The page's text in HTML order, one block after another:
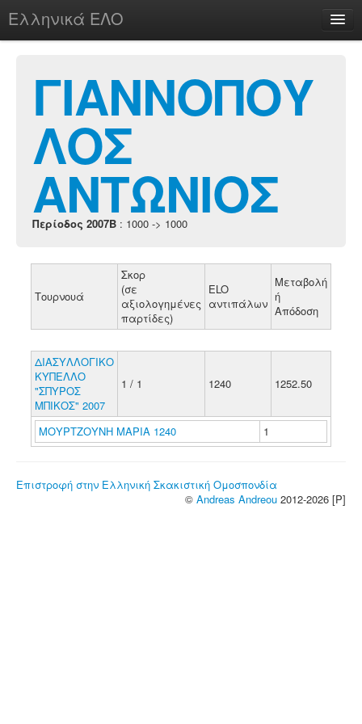
Ελληνικά ΕΛΟ
chesstu.be @ discord
Login
ΓΙΑΝΝΟΠΟΥ
ΛΟΣ
ΑΝΤΩΝΙΟΣ
Περίοδος 2007B : 1000 -> 1000
Τουρνουά
Σκορ
(σε
αξιολογημένες
παρτίδες)
ELO
αντιπάλων
Μεταβολή
ή
Απόδοση
ΔΙΑΣΥΛΛΟΓΙΚΟ
ΚΥΠΕΛΛΟ
"ΣΠΥΡΟΣ
ΜΠΙΚΟΣ" 2007
1 / 1 1240 1252.50
ΜΟΥΡΤΖΟΥΝΗ ΜΑΡΙΑ 1240 1
Επιστροφή στην Ελληνική Σκακιστική Ομοσπονδία
© Andreas Andreou 2012-2026 [P]